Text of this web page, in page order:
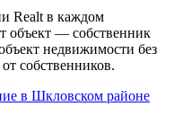
Realt в каждом
объект — собственник
недвижимости без
собственников.
в Шкловском районе